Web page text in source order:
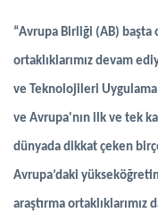
“Avrupa Birliği (AB)
ortaklıklarımız devam
ve Teknolojileri Uygulama
ve Avrupa'nın ilk ve tek
dünyada dikkat çeken
Avrupa’daki
araştırma ortaklıklarımız